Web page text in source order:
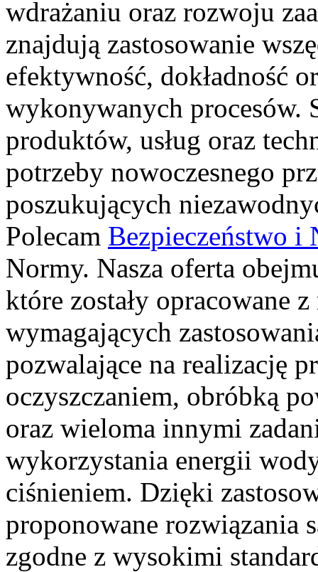
wdrażaniu oraz rozwoju
znajdują zastosowanie
efektywność, dokładność
wykonywanych procesów.
produktów, usług oraz
potrzeby nowoczesnego
poszukujących
Polecam Bezpieczeństwo i
Normy. Nasza oferta
które zostały opracowane
wymagających
pozwalające na realizację
oczyszczaniem, obróbką
oraz wieloma innymi
wykorzystania energii
ciśnieniem. Dzięki
proponowane rozwiązania
zgodne z wysokimi